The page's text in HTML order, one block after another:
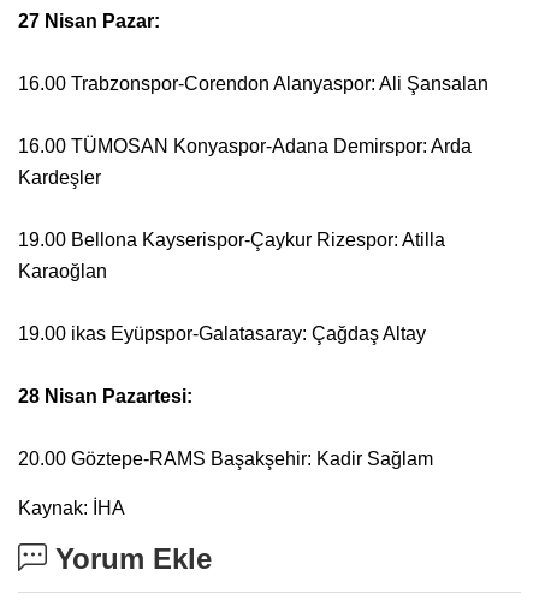
27 Nisan Pazar:
16.00 Trabzonspor-Corendon Alanyaspor: Ali Şansalan
16.00 TÜMOSAN Konyaspor-Adana Demirspor: Arda
Kardeşler
19.00 Bellona Kayserispor-Çaykur Rizespor: Atilla
Karaoğlan
19.00 ikas Eyüpspor-Galatasaray: Çağdaş Altay
28 Nisan Pazartesi:
20.00 Göztepe-RAMS Başakşehir: Kadir Sağlam
Kaynak: İHA
Yorum Ekle